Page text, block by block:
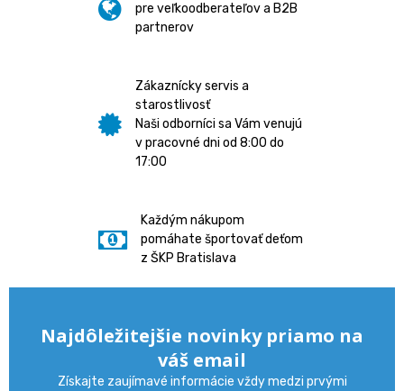
pre veľkoodberateľov a B2B
partnerov
Zákaznícky servis a
starostlivosť
Naši odborníci sa Vám venujú
v pracovné dni od 8:00 do
17:00
Každým nákupom
pomáhate športovať deťom
z ŠKP Bratislava
Najdôležitejšie novinky priamo na
váš email
Získajte zaujímavé informácie vždy medzi prvými